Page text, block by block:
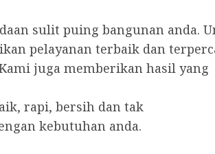
sulit puing bangunan anda.
pelayanan terbaik dan
juga memberikan hasil yang
rapi, bersih dan tak
kebutuhan anda.